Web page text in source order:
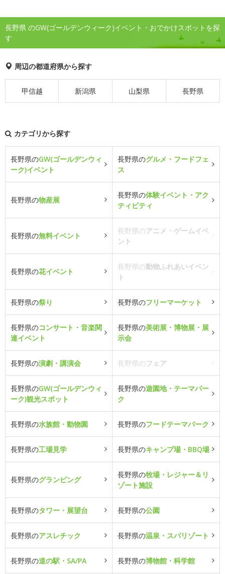
長野県 のGW(ゴールデンウィーク)イベント・おでかけスポットを探
す
周辺の都道府県から探す
甲信越 新潟県 山梨県 長野県
カテゴリから探す
長野県のGW(ゴールデンウィ
ーク)イベント
長野県のグルメ・フードフェ
ス
長野県の物産展
長野県の体験イベント・アク
ティビティ
長野県の無料イベント
長野県のアニメ・ゲームイベ
ント
長野県の花イベント
長野県の動物ふれあいイベン
ト
長野県の祭り 長野県のフリーマーケット
長野県のコンサート・音楽関
連イベント
長野県の美術展・博物展・展
示会
長野県の演劇・講演会 長野県のフェア
長野県のGW(ゴールデンウィ
ーク)観光スポット
長野県の遊園地・テーマパー
ク
長野県の水族館・動物園 長野県のフードテーマパーク
長野県の工場見学 長野県のキャンプ場・BBQ場
長野県のグランピング
長野県の牧場・レジャー＆リ
ゾート施設
長野県のタワー・展望台 長野県の公園
長野県のアスレチック 長野県の温泉・スパリゾート
長野県の道の駅・SA/PA 長野県の博物館・科学館